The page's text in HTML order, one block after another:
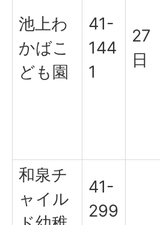
池上わ
かばこ
ども園
41-
144
1
27
日
和泉チ
ャイル
41-
299